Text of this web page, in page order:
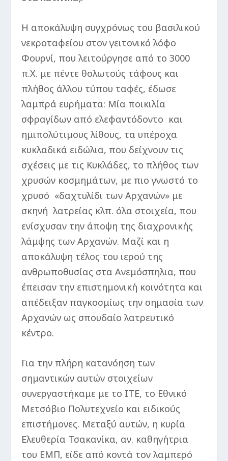
Η αποκάλυψη συγχρόνως του βασιλικού
νεκροταφείου στον γειτονικό λόφο
Φουρνί, που λειτούργησε από το 3000
π.Χ. με πέντε θολωτούς τάφους και
πλήθος άλλου τύπου ταφές, έδωσε
λαμπρά ευρήματα: Μία ποικιλία
σφραγίδων από ελεφαντόδοντο και
ημιπολύτιμους λίθους, τα υπέροχα
κυκλαδικά ειδώλια, που δείχνουν τις
σχέσεις με τις Κυκλάδες, το πλήθος των
χρυσών κοσμημάτων, με πιο γνωστό το
χρυσό «δαχτυλίδι των Αρχανών» με
σκηνή λατρείας κλπ. όλα στοιχεία, που
ενίσχυσαν την άποψη της διαχρονικής
λάμψης των Αρχανών. Μαζί και η
αποκάλυψη τέλος του ιερού της
ανθρωποθυσίας στα Ανεμόσπηλια, που
έπεισαν την επιστημονική κοινότητα και
απέδειξαν παγκοσμίως την σημασία των
Αρχανών ως σπουδαίο λατρευτικό
κέντρο.
Για την πλήρη κατανόηση των
σημαντικών αυτών στοιχείων
συνεργαστήκαμε με το ΙΤΕ, το Εθνικό
Μετσόβιο Πολυτεχνείο και ειδικούς
επιστήμονες. Μεταξύ αυτών, η κυρία
Ελευθερία Τσακανίκα, αν. καθηγήτρια
του ΕΜΠ, είδε από κοντά τον λαμπερό